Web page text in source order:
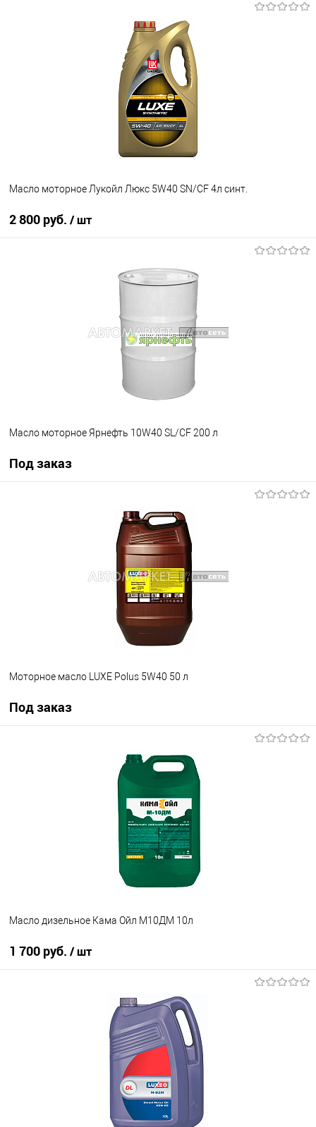
Под заказ
Масло моторное Лукойл Люкс 5W40 SN/CF 4л синт.
2 800 руб. / шт
В наличии
Масло моторное Ярнефть 10W40 SL/CF 200 л
Под заказ
Под заказ
Моторное масло LUXE Polus 5W40 50 л
Под заказ
Масло дизельное Кама Ойл М10ДМ 10л
1 700 руб. / шт
В наличии